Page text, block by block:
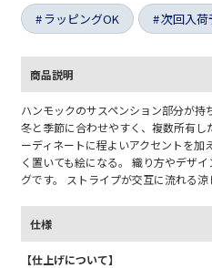
ラッピングOK 次回入荷
商品説明
ハンモックのサスペンション部分が
冬と季節に合わせやすく、複数所有
ーディネートに程よいアクセントを
く置いても絵になる。 織り方やデザ
グです。 ストライプが交互に流れる涼
仕様
【仕上げについて】